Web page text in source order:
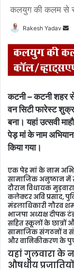
कलयुग की कलम से
Rakesh Yadav
n
d
a
e
m
a
i
कटनी – कटनी शहर से
वन सिटी फारेस्ट
बना। यहां उत्सवी
पेड़ मां के नाम
किया गया।
एक पेड़ मां के नाम
सामाजिक अनुष्ठान में
दौरान विधायक
कलेक्टर अवि प्रसाद,
मंडलाधिकारी गौरव
भाजपा अध्यक्ष दीपक
सहित स्कूलों के छात्रों
सामाजिक संगठनों व
और वानिकीकरण के
यहां गुलवारा के
औषधीय